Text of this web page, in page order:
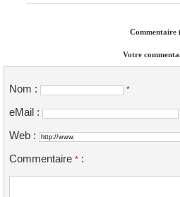
Commentaire
Votre
Nom : *
eMail :
Web :
Commentaire * :